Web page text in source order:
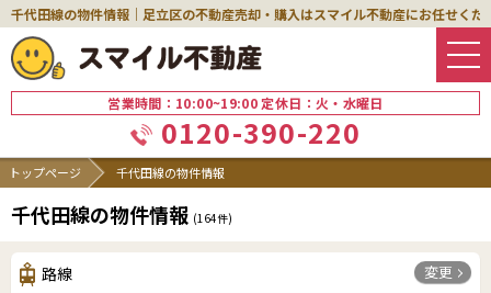
千代田線の物件情報｜足立区の不動産売却・購入はスマイル不動産にお任せくだ
営業時間：10:00~19:00 定休日：火・水曜日
0120-390-220
トップページ 千代田線の物件情報
千代田線の物件情報 (164件)
路線 変更